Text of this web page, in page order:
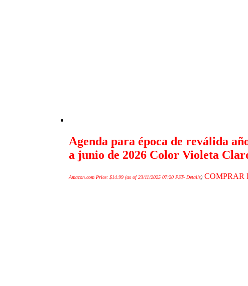
Agenda para época de reválida
a junio de 2026 Color Violeta
Amazon.com Price: $14.99 (as of 23/11/2025 07:20 PST- Details) COMPRAR